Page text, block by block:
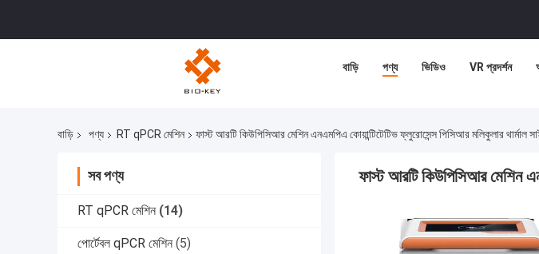
বাড়ি পণ্য ভিডিও VR প্রদর্শন
বাড়ি পণ্য RT qPCR মেশিন ফাস্ট আরটি কিউপিসিআর মেশিন এনএমপিএ কোয়ান্টিটেটিভ ফ্লুরোসেন্স পিসিআর মলিকুলার থার্মাল
সব পণ্য
RT qPCR মেশিন (14)
পোর্টেবল qPCR মেশিন (5)
ফাস্ট আরটি কিউপিসিআর মেশিন